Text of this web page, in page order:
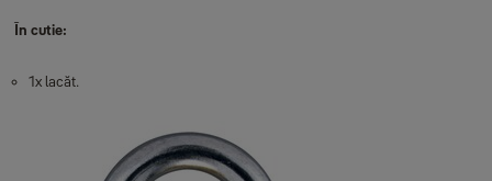
În cutie:
1x lacăt.